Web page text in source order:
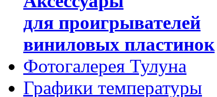
для проигрывателей
виниловых пластинок
Фотогалерея Тулуна
Графики температуры